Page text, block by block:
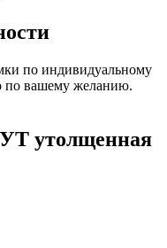
по индивидуальному
по вашему желанию.
утолщенная